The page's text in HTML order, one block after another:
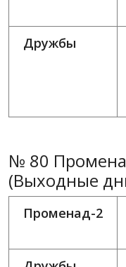
Дружбы
№ 80
(Выходные
Променад-2